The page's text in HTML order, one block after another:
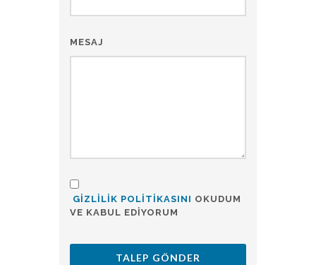
MESAJ
GIZLILIK POLITIKASINI OKUDUM
VE KABUL EDIYORUM
TALEP GÖNDER